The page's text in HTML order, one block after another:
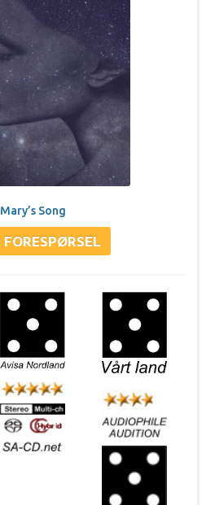
Mary’s Song